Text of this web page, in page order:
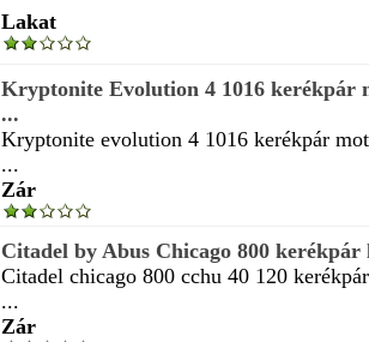
Lakat
Kryptonite Evolution 4 1016 kerékpár
...
Kryptonite evolution 4 1016 kerékpár
...
Zár
Citadel by Abus Chicago 800 kerékpár
Citadel chicago 800 cchu 40 120
...
Zár